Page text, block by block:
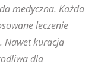
medyczna. Każda
leczenie
Nawet kuracja
dla